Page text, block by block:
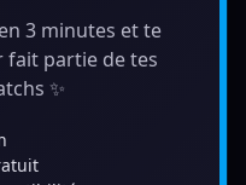
3 minutes et te
fait partie de tes
✨